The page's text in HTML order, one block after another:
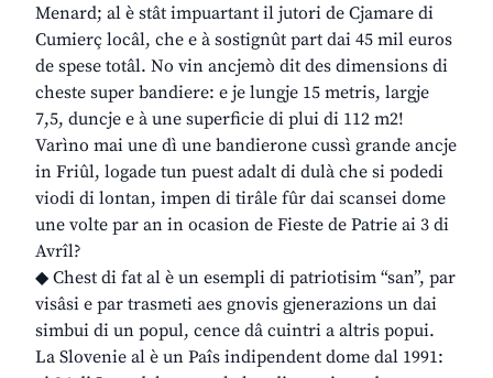
Menard; al è stât impuartant il jutori de Cjamare di
Cumierç locâl, che e à sostignût part dai 45 mil euros
de spese totâl. No vin ancjemò dit des dimensions di
cheste super bandiere: e je lungje 15 metris, largje
7,5, duncje e à une superficie di plui di 112 m2!
Varìno mai une dì une bandierone cussì grande ancje
in Friûl, logade tun puest adalt di dulà che si podedi
viodi di lontan, impen di tirâle fûr dai scansei dome
une volte par an in ocasion de Fieste de Patrie ai 3 di
Avrîl?
◆ Chest di fat al è un esempli di patriotisim “san”, par
visâsi e par trasmeti aes gnovis gjenerazions un dai
simbui di un popul, cence dâ cuintri a altris popui.
La Slovenie al è un Paîs indipendent dome dal 1991: